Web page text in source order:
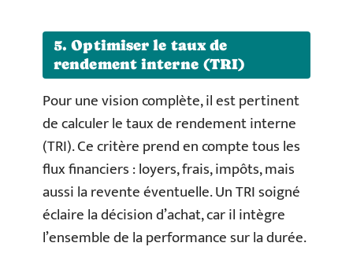
5. Optimiser le taux de
rendement interne (TRI)
Pour une vision complète, il est pertinent
de calculer le taux de rendement interne
(TRI). Ce critère prend en compte tous les
flux financiers : loyers, frais, impôts, mais
aussi la revente éventuelle. Un TRI soigné
éclaire la décision d’achat, car il intègre
l’ensemble de la performance sur la durée.